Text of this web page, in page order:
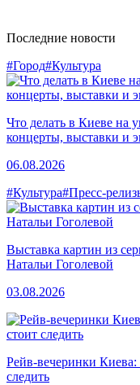
Последние новости
#Город#Культура
Что делать в Киеве на
концерты, выставки и
06.08.2026
#Культура#Пресс-
Выставка картин из
Натальи Гоголевой
03.08.2026
Рейв-вечеринки
следить